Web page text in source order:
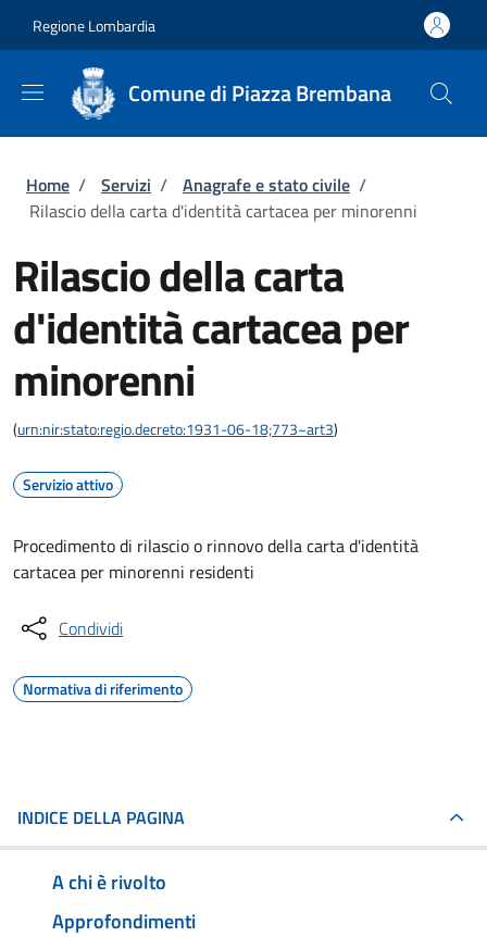
Regione Lombardia
Comune di Piazza Brembana
Briciole di pane
Home / Servizi / Anagrafe e stato civile /
Rilascio della carta d'identità cartacea per minorenni
Rilascio della carta
d'identità cartacea per
minorenni
(urn:nir:stato:regio.decreto:1931-06-18;773~art3)
Servizio attivo
Procedimento di rilascio o rinnovo della carta d'identità
cartacea per minorenni residenti
Condividi
Normativa di riferimento
INDICE DELLA PAGINA
A chi è rivolto
Approfondimenti